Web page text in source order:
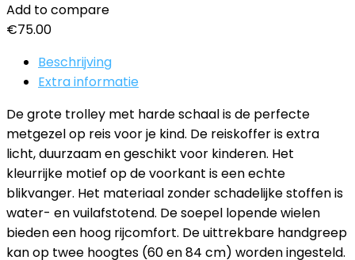
Add to compare
€75.00
Beschrijving
Extra informatie
De grote trolley met harde schaal is de perfecte
metgezel op reis voor je kind. De reiskoffer is extra
licht, duurzaam en geschikt voor kinderen. Het
kleurrijke motief op de voorkant is een echte
blikvanger. Het materiaal zonder schadelijke stoffen is
water- en vuilafstotend. De soepel lopende wielen
bieden een hoog rijcomfort. De uittrekbare handgreep
kan op twee hoogtes (60 en 84 cm) worden ingesteld.